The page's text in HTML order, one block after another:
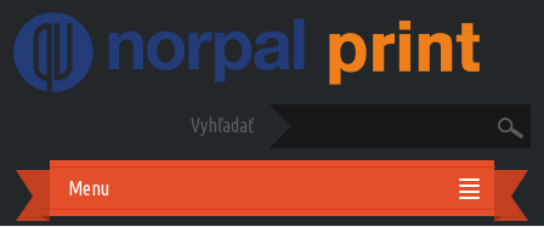
Vyhľadať
Menu